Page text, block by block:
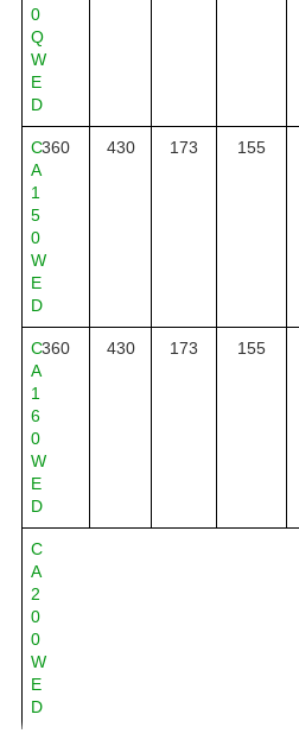
0
Q
W
E
D
C
A
1
5
0
W
E
D
360 430 173 155
C
A
1
6
0
W
E
D
360 430 173 155
C
A
2
0
0
W
E
D